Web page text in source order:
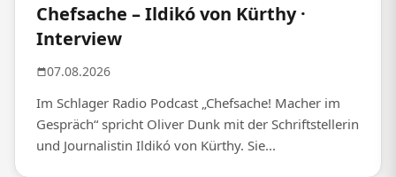
Chefsache – Ildikó von Kürthy ·
Interview
07.08.2026
Im Schlager Radio Podcast „Chefsache! Macher im
Gespräch“ spricht Oliver Dunk mit der Schriftstellerin
und Journalistin Ildikó von Kürthy. Sie...